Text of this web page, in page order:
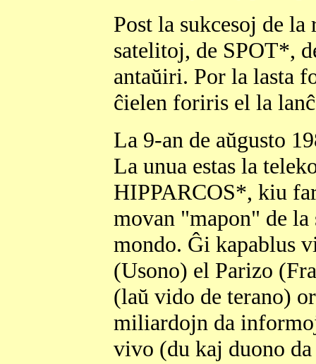
Post la sukcesoj de
satelitoj, de SPOT*,
antaŭiri. Por la lasta
ĉielen foriris el la
La 9-an de aŭgusto
La unua estas la
HIPPARCOS*, kiu
movan "mapon" de
mondo. Ĝi kapablus
(Usono) el Parizo
(laŭ vido de terano)
miliardojn da
vivo (du kaj duono